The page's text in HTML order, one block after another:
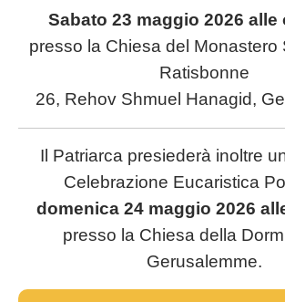
Sabato 23 maggio 2026 alle
presso la Chiesa del
Ratisbonne
26, Rehov Shmuel Hanagid,
Il Patriarca presiederà inoltre
Celebrazione Eucaristica
domenica 24 maggio 2026
presso la Chiesa della
Gerusalemme.